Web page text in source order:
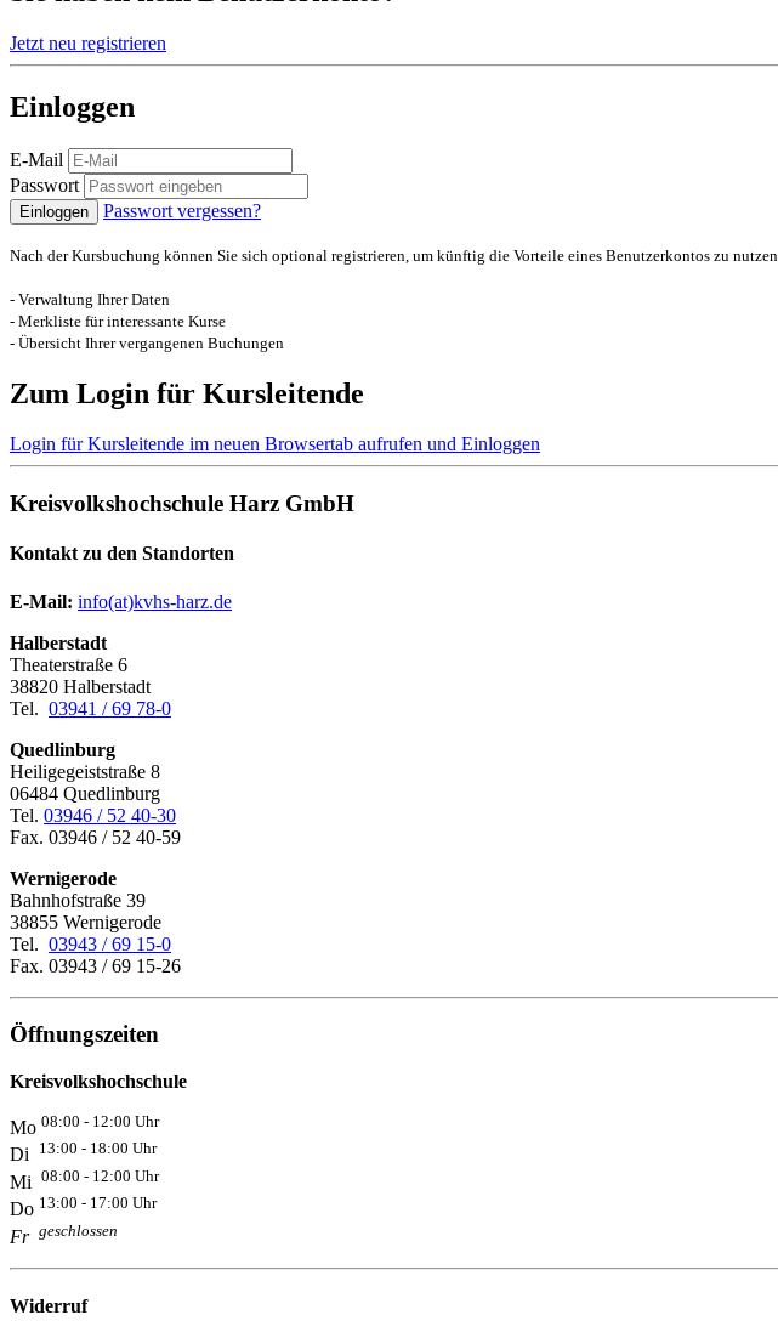
Jetzt neu registrieren
Einloggen
E-Mail
Passwort
Einloggen Passwort vergessen?
Nach der Kursbuchung können Sie sich optional registrieren, um künftig die Vorteile eines Benutzerkontos zu nutzen.
- Verwaltung Ihrer Daten
- Merkliste für interessante Kurse
- Übersicht Ihrer vergangenen Buchungen
Zum Login für Kursleitende
Login für Kursleitende im neuen Browsertab aufrufen und Einloggen
Kreisvolkshochschule Harz GmbH
Kontakt zu den Standorten
E-Mail: info(at)kvhs-harz.de
Halberstadt
Theaterstraße 6
38820 Halberstadt
Tel. 03941 / 69 78-0
Quedlinburg
Heiligegeiststraße 8
06484 Quedlinburg
Tel. 03946 / 52 40-30
Fax. 03946 / 52 40-59
Wernigerode
Bahnhofstraße 39
38855 Wernigerode
Tel. 03943 / 69 15-0
Fax. 03943 / 69 15-26
Öffnungszeiten
Kreisvolkshochschule
Mo 08:00 - 12:00 Uhr
Di 13:00 - 18:00 Uhr
Mi 08:00 - 12:00 Uhr
Do 13:00 - 17:00 Uhr
Fr geschlossen
Widerruf